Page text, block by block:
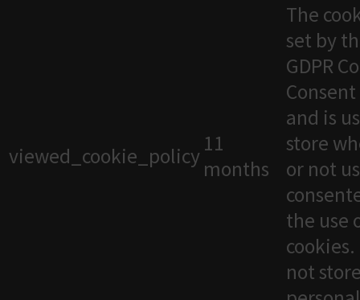
viewed_cookie_policy 11
months
The
set by
GDPR
and is
store
or not
the use
not